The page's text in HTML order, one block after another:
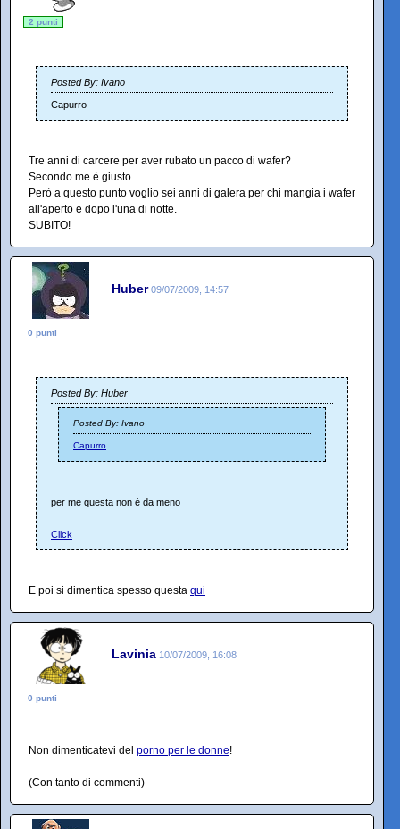
2 punti
Posted By: Ivano
Capurro
Tre anni di carcere per aver rubato un pacco di wafer?
Secondo me è giusto.
Però a questo punto voglio sei anni di galera per chi mangia i wafer
all'aperto e dopo l'una di notte.
SUBITO!
Huber 09/07/2009, 14:57
0 punti
Posted By: Huber
Posted By: Ivano
Capurro
per me questa non è da meno
Click
E poi si dimentica spesso questa qui
Lavinia 10/07/2009, 16:08
0 punti
Non dimenticatevi del porno per le donne!
(Con tanto di commenti)